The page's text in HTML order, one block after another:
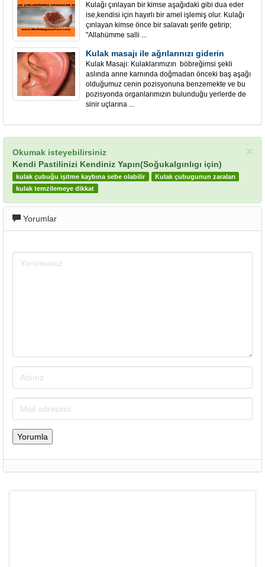
Kulağı çınlayan bir kimse aşağıdaki gibi dua eder
ise,kendisi için hayırlı bir amel işlemiş olur. Kulağı
çınlayan kimse önce bir salavatı şerife getirip;
"Allahümme salli ...
Kulak masajı ile ağrılarınızı giderin
Kulak Masajı: Kulaklarımızın böbreğimsi şekli
aslında anne karnında doğmadan önceki baş aşağı
olduğumuz cenin pozisyonuna benzemekte ve bu
pozisyonda organlarımızın bulunduğu yerlerde de
sinir uçlarına ...
×
Okumak isteyebilirsiniz
Kendi Pastilinizi Kendiniz Yapın(Soğukalgınlıgı için)
kulak çubuğu işitme kaybına sebe olabilir
Kulak çubugunun zaraları
kulak temzilemeye dikkat
Yorumlar